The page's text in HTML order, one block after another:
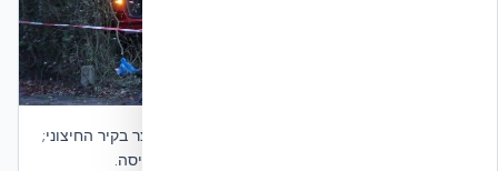
תמונה 1 — נזק חיצוני באזור ההתנגשות. הרכב נעצר בקיר החיצוני;
המבנה נשאר עומד וקומת המגורים מעליו ללא קריסה.